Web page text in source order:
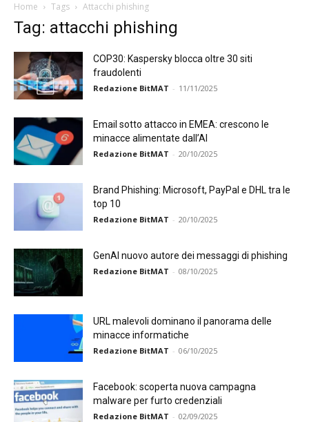
Home Tags Attacchi phishing
Tag: attacchi phishing
COP30: Kaspersky blocca oltre 30 siti
fraudolenti
Redazione BitMAT - 11/11/2025
Email sotto attacco in EMEA: crescono le
minacce alimentate dall’AI
Redazione BitMAT - 20/10/2025
Brand Phishing: Microsoft, PayPal e DHL tra le
top 10
Redazione BitMAT - 20/10/2025
GenAI nuovo autore dei messaggi di phishing
Redazione BitMAT - 08/10/2025
URL malevoli dominano il panorama delle
minacce informatiche
Redazione BitMAT - 06/10/2025
Facebook: scoperta nuova campagna
malware per furto credenziali
Redazione BitMAT - 02/09/2025